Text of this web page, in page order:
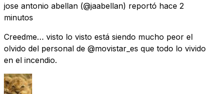
jose antonio abellan (@jaabellan) reportó hace 2
minutos
Creedme… visto lo visto está siendo mucho peor el
olvido del personal de @movistar_es que todo lo vivido
en el incendio.